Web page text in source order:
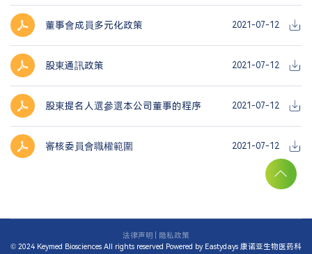
董事會成員多元化政策 2021-07-12
股東通訊政策 2021-07-12
股東提名人選參選本公司董事的程序 2021-07-12
審核委員會職權範圍 2021-07-12
法律声明
隐私政策
© 2024 Keymed Biosciences All rights reserved Powered by Eastydays 康诺亚生物医药科